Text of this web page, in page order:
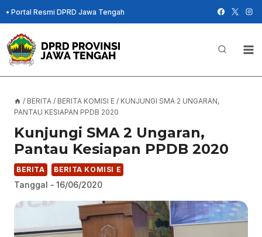
Skip
to
content
• Portal Resmi DPRD Jawa Tengah
/ BERITA / BERITA KOMISI E / KUNJUNGI SMA 2 UNGARAN,
PANTAU KESIAPAN PPDB 2020
Kunjungi SMA 2 Ungaran,
Pantau Kesiapan PPDB 2020
BERITA BERITA KOMISI E
Tanggal - 16/06/2020